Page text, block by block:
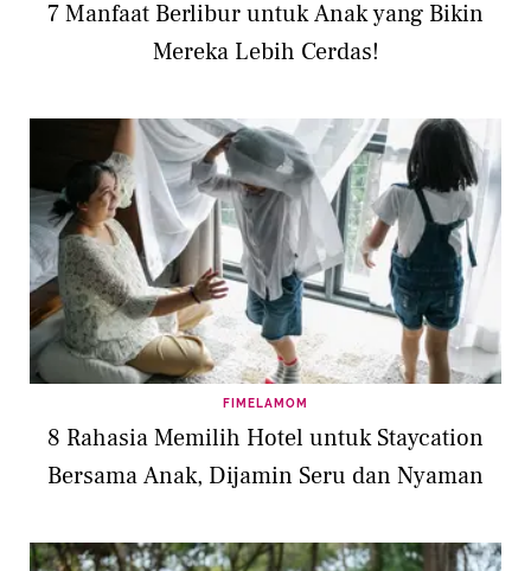
7 Manfaat Berlibur untuk Anak yang Bikin
Mereka Lebih Cerdas!
FIMELAMOM
8 Rahasia Memilih Hotel untuk Staycation
Bersama Anak, Dijamin Seru dan Nyaman